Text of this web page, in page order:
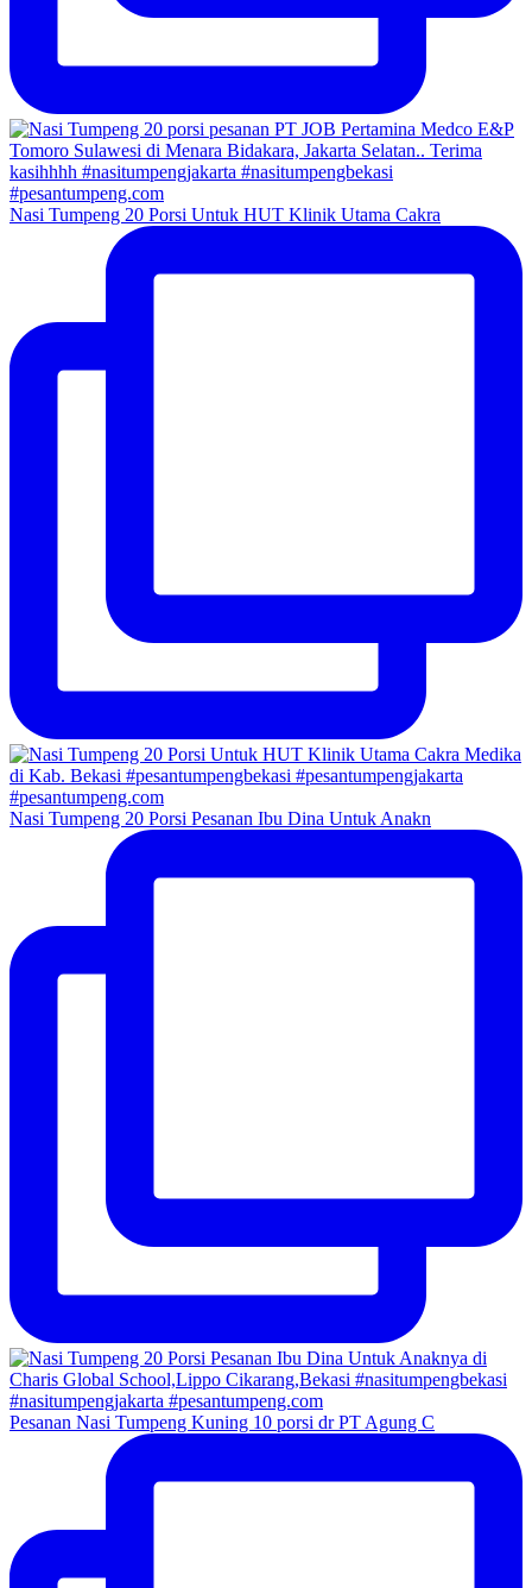
Nasi Tumpeng 20 Porsi Untuk HUT Klinik Utama Cakra
Nasi Tumpeng 20 Porsi Pesanan Ibu Dina Untuk Anakn
Pesanan Nasi Tumpeng Kuning 10 porsi dr PT Agung C